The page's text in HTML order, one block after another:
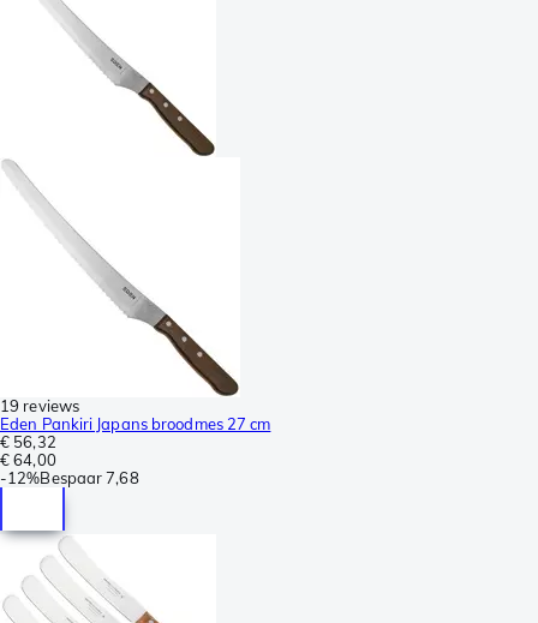
19 reviews
Eden Pankiri Japans broodmes 27 cm
€ 56,32
€ 64,00
-12%Bespaar 7,68